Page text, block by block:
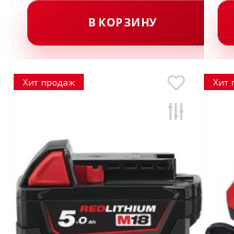
В КОРЗИНУ
Хит продаж Хит